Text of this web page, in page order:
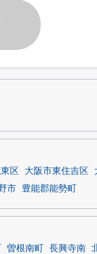
区 大阪市東住吉区
市
豊能郡能勢町
曽根南町 長興寺南